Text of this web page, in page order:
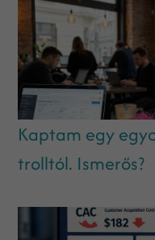
Kaptam egy
trolltól. Ismerős?